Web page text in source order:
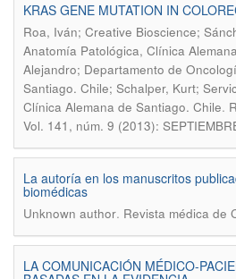
KRAS GENE MUTATION IN
Roa, Iván; Creative Bioscience;
Anatomía Patológica, Clínica
Alejandro; Departamento de
Santiago. Chile; Schalper, Kurt;
Clínica Alemana de Santiago. Chile.
Vol. 141, núm. 9 (2013):
La autoría en los manuscritos
biomédicas
Unknown author. Revista médica de
LA COMUNICACIÓN MÉDICO-